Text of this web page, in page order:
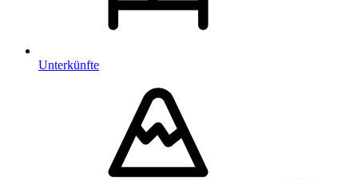
Unterkünfte